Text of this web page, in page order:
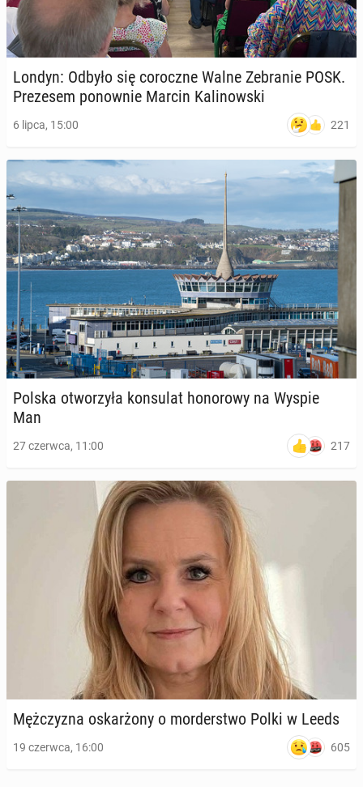
Londyn: Odbyło się co­rocz­ne Walne Ze­bra­nie POSK.
Pre­ze­sem po­now­nie Marcin Ka­li­now­ski
6 lipca, 15:00 221
Polska otwo­rzy­ła kon­su­lat ho­no­ro­wy na Wyspie
Man
27 czerwca, 11:00 217
Męż­czy­zna oskar­żo­ny o mor­der­stwo Polki w Leeds
19 czerwca, 16:00 605